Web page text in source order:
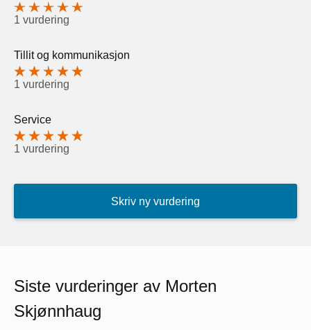
1 vurdering
Tillit og kommunikasjon
1 vurdering
Service
1 vurdering
Skriv ny vurdering
Siste vurderinger av Morten
Skjønnhaug